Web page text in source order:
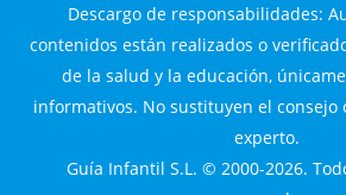
Descargo de responsabilidades:
contenidos están realizados o
de la salud y la educación,
informativos. No sustituyen el consejo
experto.
Guía Infantil S.L. © 2000-2026.